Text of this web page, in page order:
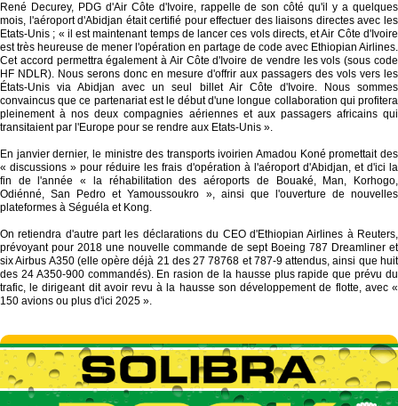
René Decurey, PDG d'Air Côte d'Ivoire, rappelle de son côté qu'il y a quelques
mois, l'aéroport d'Abidjan était certifié pour effectuer des liaisons directes avec les
Etats-Unis ; « il est maintenant temps de lancer ces vols directs, et Air Côte d'Ivoire
est très heureuse de mener l'opération en partage de code avec Ethiopian Airlines.
Cet accord permettra également à Air Côte d'Ivoire de vendre les vols (sous code
HF NDLR). Nous serons donc en mesure d'offrir aux passagers des vols vers les
États-Unis via Abidjan avec un seul billet Air Côte d'Ivoire. Nous sommes
convaincus que ce partenariat est le début d'une longue collaboration qui profitera
pleinement à nos deux compagnies aériennes et aux passagers africains qui
transitaient par l'Europe pour se rendre aux Etats-Unis ».
En janvier dernier, le ministre des transports ivoirien Amadou Koné promettait des
« discussions » pour réduire les frais d'opération à l'aéroport d'Abidjan, et d'ici la
fin de l'année « la réhabilitation des aéroports de Bouaké, Man, Korhogo,
Odiénné, San Pedro et Yamoussoukro », ainsi que l'ouverture de nouvelles
plateformes à Séguéla et Kong.
On retiendra d'autre part les déclarations du CEO d'Ethiopian Airlines à Reuters,
prévoyant pour 2018 une nouvelle commande de sept Boeing 787 Dreamliner et
six Airbus A350 (elle opère déjà 21 des 27 78768 et 787-9 attendus, ainsi que huit
des 24 A350-900 commandés). En rasion de la hausse plus rapide que prévu du
trafic, le dirigeant dit avoir revu à la hausse son développement de flotte, avec «
150 avions ou plus d'ici 2025 ».